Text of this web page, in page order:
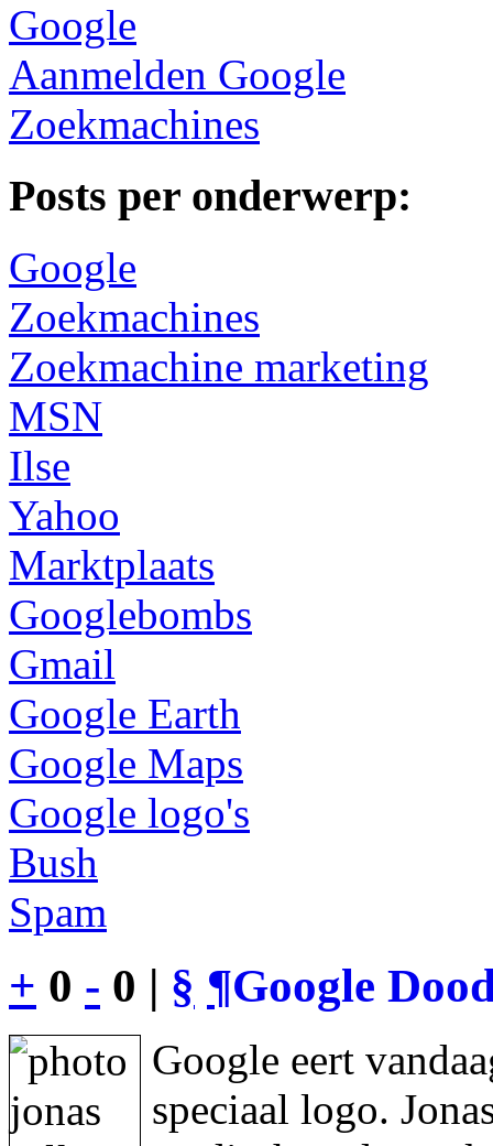
Google
Aanmelden Google
Zoekmachines
Posts per onderwerp:
Google
Zoekmachines
Zoekmachine marketing
MSN
Ilse
Yahoo
Marktplaats
Googlebombs
Gmail
Google Earth
Google Maps
Google logo's
Bush
Spam
+ 0 - 0 | § ¶Google
Google eert
speciaal logo.